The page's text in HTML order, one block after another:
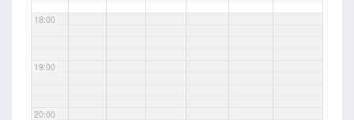
18:00
19:00
20:00